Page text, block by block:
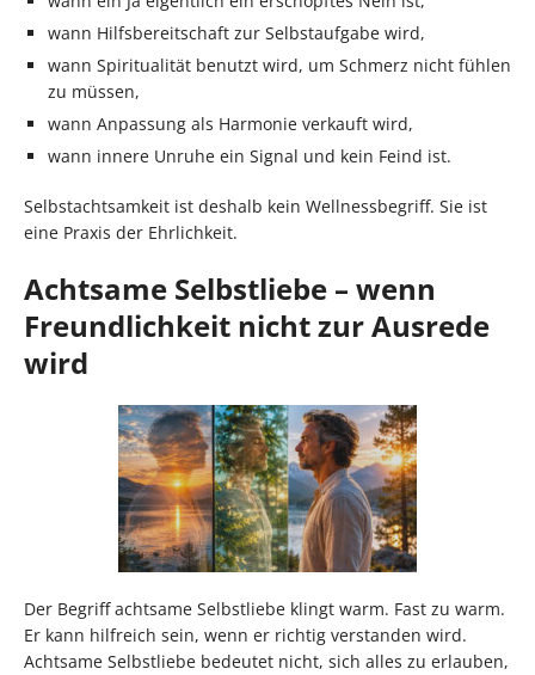
wann Hilfsbereitschaft zur Selbstaufgabe wird,
wann Spiritualität benutzt wird, um Schmerz nicht fühlen
zu müssen,
wann Anpassung als Harmonie verkauft wird,
wann innere Unruhe ein Signal und kein Feind ist.
Selbstachtsamkeit ist deshalb kein Wellnessbegriff. Sie ist
eine Praxis der Ehrlichkeit.
Achtsame Selbstliebe – wenn
Freundlichkeit nicht zur Ausrede
wird
Der Begriff achtsame Selbstliebe klingt warm. Fast zu warm.
Er kann hilfreich sein, wenn er richtig verstanden wird.
Achtsame Selbstliebe bedeutet nicht, sich alles zu erlauben,